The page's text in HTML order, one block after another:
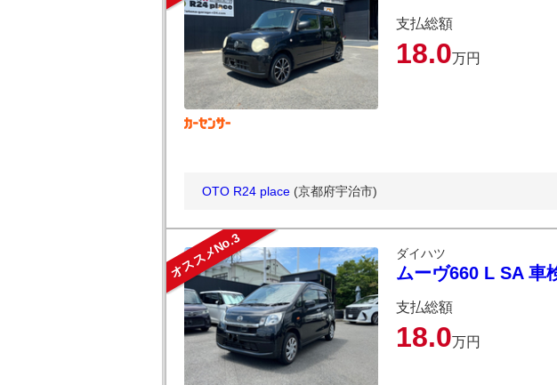
支払総額
18.0万円
OTO R24 place (京都府宇治市)
オススメNo.3 ダイハツ
ムーヴ660 L SA 車
支払総額
18.0万円